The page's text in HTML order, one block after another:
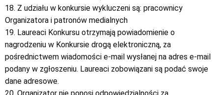
18. Z udziału w konkursie wykluczeni są: pracownicy
Organizatora i patronów medialnych
19. Laureaci Konkursu otrzymają powiadomienie o
nagrodzeniu w Konkursie drogą elektroniczną, za
pośrednictwem wiadomości e-mail wysłanej na adres e-mail
podany w zgłoszeniu. Laureaci zobowiązani są podać swoje
dane adresowe.